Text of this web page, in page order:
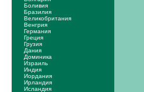
Боливия
Бразилия
Великобритания
Венгрия
Германия
Греция
Грузия
Дания
Доминика
Израиль
Индия
Иордания
Ирландия
Исландия